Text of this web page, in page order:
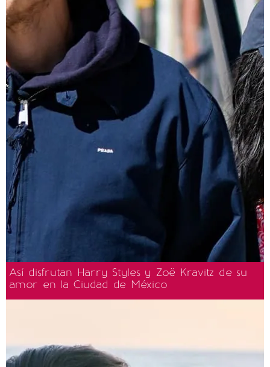
Así disfrutan Harry Styles y Zoë Kravitz de su
amor en la Ciudad de México